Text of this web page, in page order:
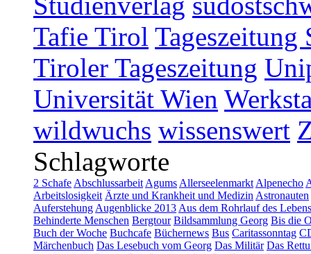
Tafie Tirol Tageszeitung
Tiroler Tageszeitung
Universität Wien
wildwuchs wissenswert
Schlagworte
2 Schafe Abschlussarbeit Agums Allerseelenmarkt Alpenecho
Arbeitslosigkeit Ärzte und Krankheit und Medizin Astronauten
Auferstehung Augenblicke 2013 Aus dem Rohrlauf des Lebens
Behinderte Menschen Bergtour Bildsammlung Georg Bis die
Buch der Woche Buchcafe Büchernews Bus Caritassonntag
Märchenbuch Das Lesebuch vom Georg Das Militär Das